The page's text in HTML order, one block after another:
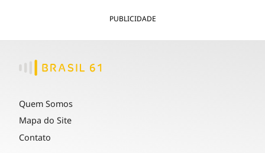
PUBLICIDADE
Quem Somos
Mapa do Site
Contato